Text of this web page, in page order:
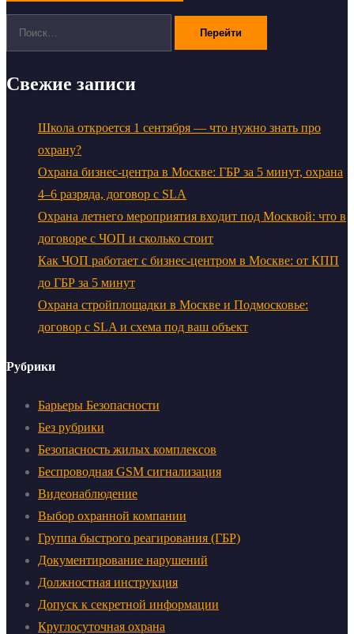
Свежие записи
Школа откроется 1 сентября — что нужно знать про
охрану?
Охрана бизнес-центра в Москве: ГБР за 5 минут, охрана
4–6 разряда, договор с SLA
Охрана летнего мероприятия входит под Москвой: что в
договоре с ЧОП и сколько стоит
Как ЧОП работает с бизнес-центром в Москве: от КПП
до ГБР за 5 минут
Охрана стройплощадки в Москве и Подмосковье:
договор с SLA и схема под ваш объект
Рубрики
Барьеры Безопасности
Без рубрики
Безопасность жилых комплексов
Беспроводная GSM сигнализация
Видеонаблюдение
Выбор охранной компании
Группа быстрого реагирования (ГБР)
Документирование нарушений
Должностная инструкция
Допуск к секретной информации
Круглосуточная охрана